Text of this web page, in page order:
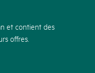
et contient des
offres.